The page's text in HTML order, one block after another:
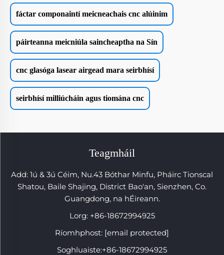
fáctar componaintí meicneachais cnc alúinim
páirteanna meicniúla saincheaptha na Sín
cnc glasóga lasear airgead mara seirbhísí
seirbhísí milliúcháin agus tiomána cnc
Teagmháil
Add: 1ú & 3ú Céim, Nu.43 Bóthar Minfu, Pháirc Tionscal
Shatou, Baile Shajing, District Bao'an, Sienzhen, Co.
Guangdong, na hÉireann.
Lorg: +86-18672994925
Ríomhphost: [email protected]
Soghluaiste:+86-18672994925